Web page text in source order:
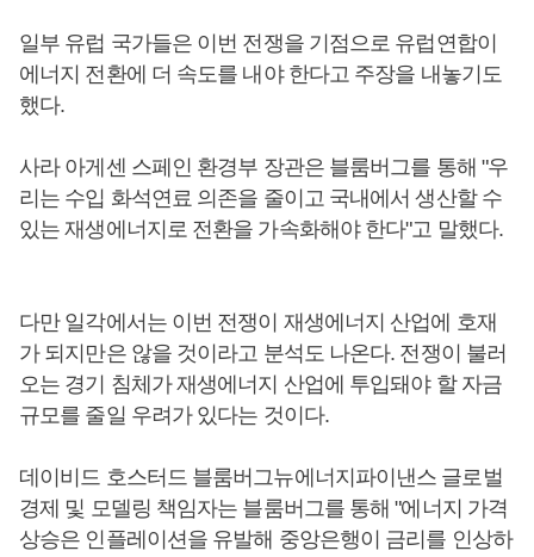
일부 유럽 국가들은 이번 전쟁을 기점으로 유럽연합이
에너지 전환에 더 속도를 내야 한다고 주장을 내놓기도
했다.
사라 아게센 스페인 환경부 장관은 블룸버그를 통해 "우
리는 수입 화석연료 의존을 줄이고 국내에서 생산할 수
있는 재생에너지로 전환을 가속화해야 한다"고 말했다.
다만 일각에서는 이번 전쟁이 재생에너지 산업에 호재
가 되지만은 않을 것이라고 분석도 나온다. 전쟁이 불러
오는 경기 침체가 재생에너지 산업에 투입돼야 할 자금
규모를 줄일 우려가 있다는 것이다.
데이비드 호스터드 블룸버그뉴에너지파이낸스 글로벌
경제 및 모델링 책임자는 블룸버그를 통해 "에너지 가격
상승은 인플레이션을 유발해 중앙은행이 금리를 인상하